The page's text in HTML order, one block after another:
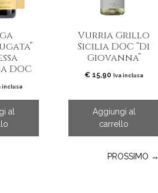
DOC
inclusa
al
Vurria Grillo
Sicilia DOC “Di
Giovanna”
€15,90 Iva inclusa
Aggiungi al
carrello
PROSSIMO →